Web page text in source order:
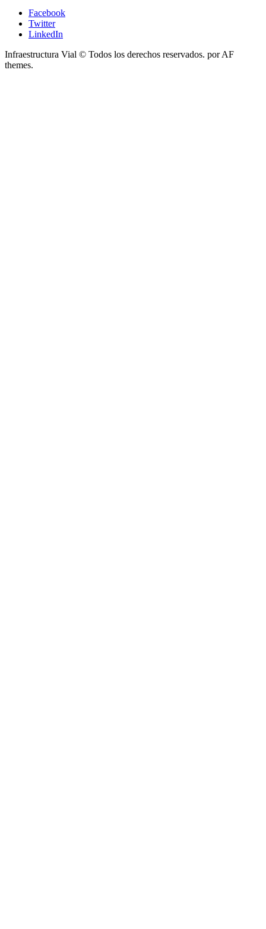
Facebook
Twitter
LinkedIn
Infraestructura Vial © Todos los derechos reservados. por AF
themes.